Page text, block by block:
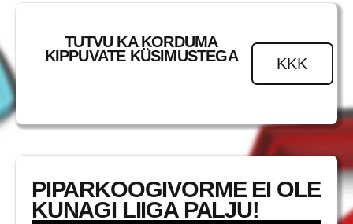
TUTVU KA KORDUMA
KIPPUVATE KÜSIMUSTEGA
KKK
PIPARKOOGIVORME EI OLE
KUNAGI LIIGA PALJU!